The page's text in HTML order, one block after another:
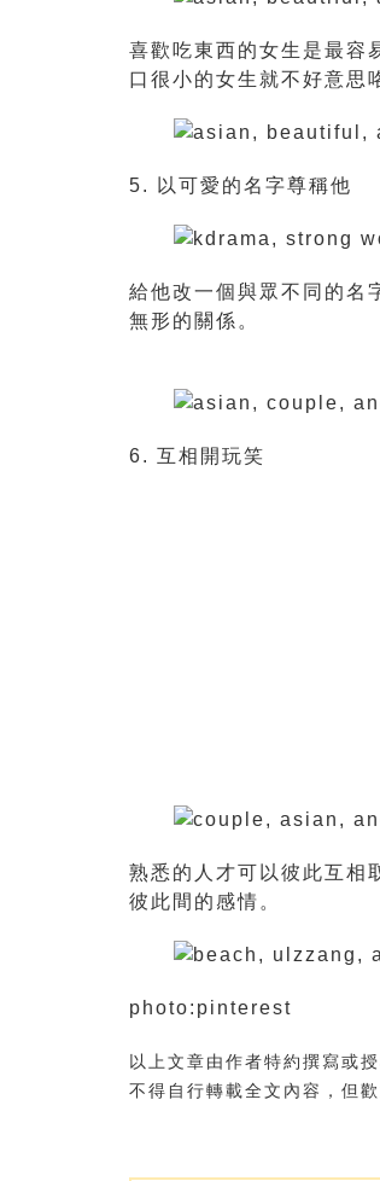
喜歡吃東西的女生是最容
口很小的女生就不好意思
5. 以可愛的名字尊稱他
給他改一個與眾不同的名
無形的關係。
6. 互相開玩笑
熟悉的人才可以彼此互相
彼此間的感情。
photo:pinterest
以上文章由作者特約撰寫或
不得自行轉載全文內容，但